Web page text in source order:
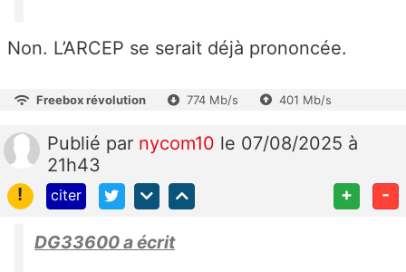
Non. L’ARCEP se serait déjà prononcée.
Freebox révolution 774 Mb/s 401 Mb/s
Publié par nycom10 le 07/08/2025 à
21h43
!
citer + -
DG33600 a écrit